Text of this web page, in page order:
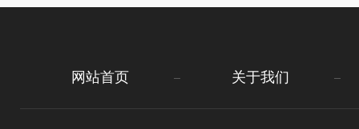
网站首页 关于我们